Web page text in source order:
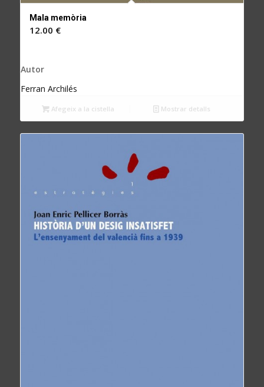
Mala memòria
12.00 €
Autor
Ferran Archilés
Afegeix a la cistella Mostrar detalls